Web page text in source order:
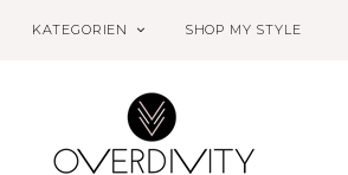
KATEGORIEN SHOP MY STYLE